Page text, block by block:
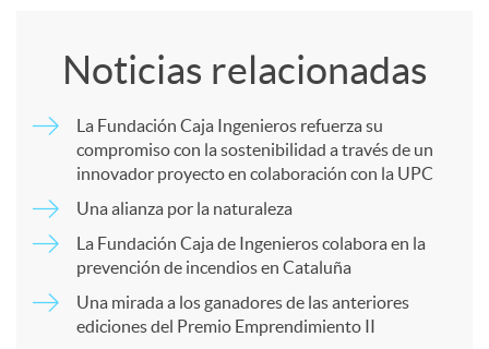
n
d
o
a
r
Noticias relacionadas
La Fundación Caja Ingenieros refuerza su
compromiso con la sostenibilidad a través de un
innovador proyecto en colaboración con la UPC
Una alianza por la naturaleza
La Fundación Caja de Ingenieros colabora en la
prevención de incendios en Cataluña
Una mirada a los ganadores de las anteriores
ediciones del Premio Emprendimiento II